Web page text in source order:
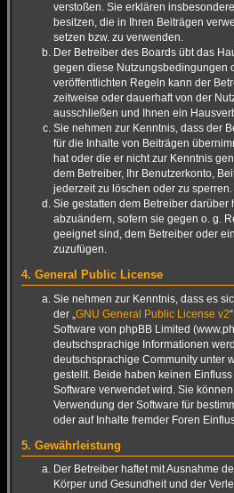
verstoßen. Sie erklären
besitzen, die in Ihren Beiträgen
setzen bzw. zu verwenden.
Der Betreiber des Boards übt das
gegen diese Nutzungsbedingungen
veröffentlichten Regeln kann der
zeitweise oder dauerhaft von der
ausschließen und Ihnen ein
Sie nehmen zur Kenntnis, dass der
für die Inhalte von Beiträgen
hat oder die er nicht zur Kenntnis
dem Betreiber, Ihr Benutzerkonto,
jederzeit zu löschen oder zu sperren.
Sie gestatten dem Betreiber darüber
abzuändern, sofern sie gegen o. g.
geeignet sind, dem Betreiber oder
zuzufügen.
4. General Public License
Sie nehmen zur Kenntnis, dass es
der „ GNU General Public License v2
Software von phpBB Limited
deutschsprachige Informationen
deutschsprachige Community unter
gestellt. Beide haben keinen
Software verwendet wird. Sie
Verwendung der Software für
oder auf Inhalte fremder Foren
5. Gewährleistung
Der Betreiber haftet mit Ausnahme
Körper und Gesundheit und der